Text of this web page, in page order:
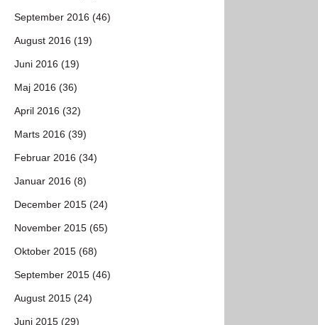
September 2016 (46)
August 2016 (19)
Juni 2016 (19)
Maj 2016 (36)
April 2016 (32)
Marts 2016 (39)
Februar 2016 (34)
Januar 2016 (8)
December 2015 (24)
November 2015 (65)
Oktober 2015 (68)
September 2015 (46)
August 2015 (24)
Juni 2015 (29)